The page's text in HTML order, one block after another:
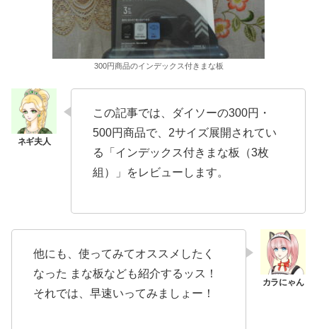
300円商品のインデックス付きまな板
この記事では、ダイソーの300円・
500円商品で、2サイズ展開されてい
る「インデックス付きまな板（3枚
組）」をレビューします。
他にも、使ってみてオススメしたく
なった まな板なども紹介するッス！
それでは、早速いってみましょー！